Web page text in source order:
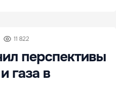
11 822
перспективы
газа в